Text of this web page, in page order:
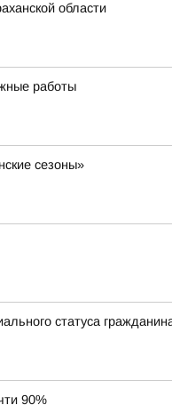
области
работы
сезоны»
статуса
90%